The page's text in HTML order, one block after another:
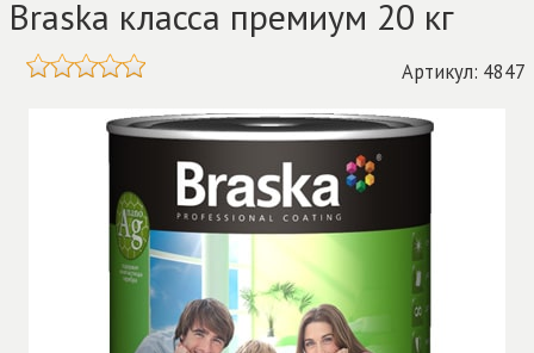
Braska класса премиум 20 кг
Артикул: 4847